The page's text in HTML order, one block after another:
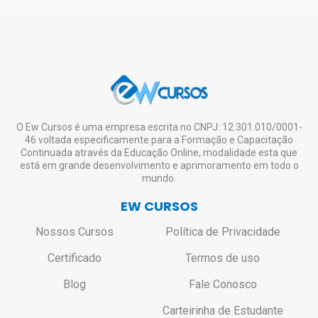
vontade, mesmo não tendo interesse em
solicitar o certificado de todos ou de nenhum.
Não haverá bloqueio ou restrição de
acesso aos alunos que não solicitarem o
certificado.
em contato pelo e-mail:
contato@ewcursos.com.br, para verificar o
O Ew Cursos é uma empresa escrita no CNPJ: 12.301.010/0001-
46 voltada especificamente para a Formação e Capacitação
Continuada através da Educação Online, modalidade esta que
está em grande desenvolvimento e aprimoramento em todo o
mundo.
EW CURSOS
Nossos Cursos
Certificado
Blog
Política de Privacidade
Termos de uso
Fale Conosco
Carteirinha de Estudante